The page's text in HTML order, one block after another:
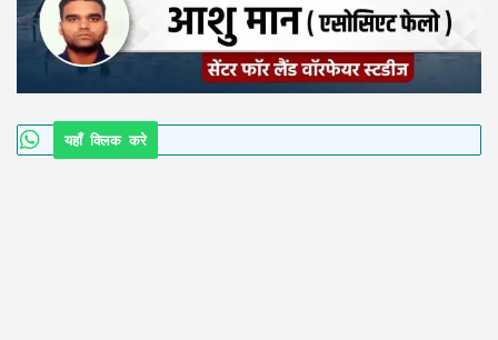
यहाँ क्लिक करे